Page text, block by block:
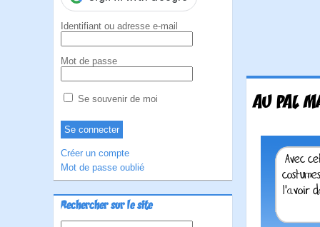
Identifiant ou adresse e-mail
Mot de passe
Se souvenir de moi
Créer un compte
Mot de passe oublié
Rechercher sur le site
AU PAL